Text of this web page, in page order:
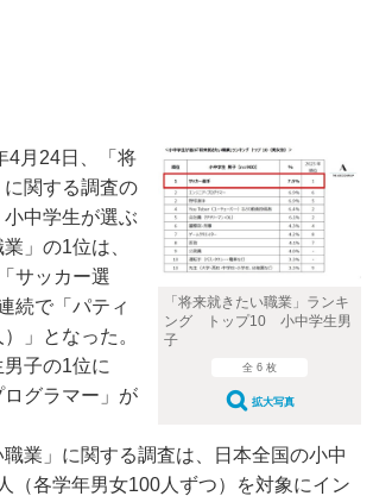
「将来就きたい職業」ランキ
ング トップ10 小中学生男
子
全 6 枚
拡大写真
月24日、「将
関する調査の
中学生が選ぶ
」の1位は、
サッカー選
続で「パティ
」となった。
子の1位に
ログラマー」が
業」に関する調査は、日本全国の小中
（各学年男女100人ずつ）を対象にイン